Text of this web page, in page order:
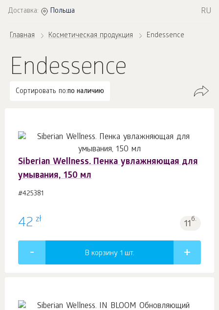
Доставка: Польша RU
Главная Косметическая продукция Endessence
Endessence
Сортировать по:по наличию
Siberian Wellness. Пенка увлажняющая для
умывания, 150 мл
#425381
42 zł 11б.
В корзину 1 шт.